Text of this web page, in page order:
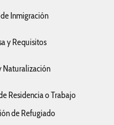
Inmigración
y Requisitos
Naturalización
Residencia o Trabajo
de Refugiado